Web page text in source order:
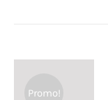
Promo!